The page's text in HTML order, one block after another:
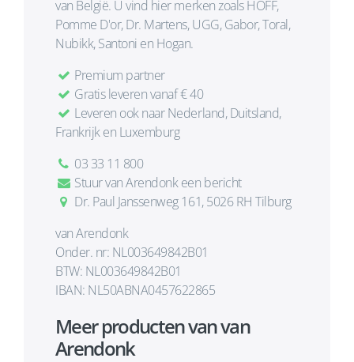
van België. U vind hier merken zoals HOFF,
Pomme D'or, Dr. Martens, UGG, Gabor, Toral,
Nubikk, Santoni en Hogan.
Premium partner
Gratis leveren vanaf € 40
Leveren ook naar Nederland, Duitsland,
Frankrijk en Luxemburg
03 33 11 800
Stuur van Arendonk een bericht
Dr. Paul Janssenweg 161, 5026 RH Tilburg
van Arendonk
Onder. nr: NL003649842B01
BTW: NL003649842B01
IBAN: NL50ABNA0457622865
Meer producten van van
Arendonk